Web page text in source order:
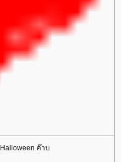
ค๊าบ